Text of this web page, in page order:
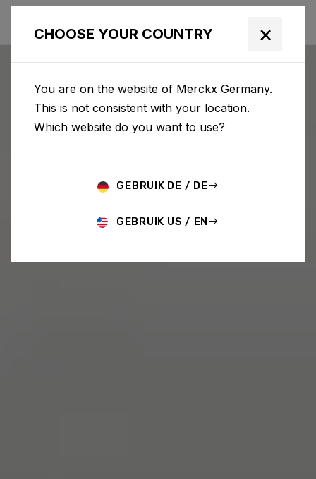
CHOOSE YOUR COUNTRY ×
You are on the website of Merckx Germany.
This is not consistent with your location.
Which website do you want to use?
GEBRUIK DE / DE
GEBRUIK US / EN